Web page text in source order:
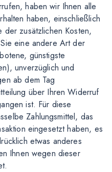
haben wir Ihnen alle
haben, einschließlich
der zusätzlichen Kosten,
eine andere Art der
günstigste
unverzüglich und
ab dem Tag
über Ihren Widerruf
ist. Für diese
Zahlungsmittel, das
eingesetzt haben, es
etwas anderes
Ihnen wegen dieser